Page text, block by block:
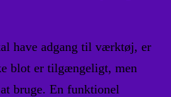
have adgang til værktøj, er
blot er tilgængeligt, men
bruge. En funktionel